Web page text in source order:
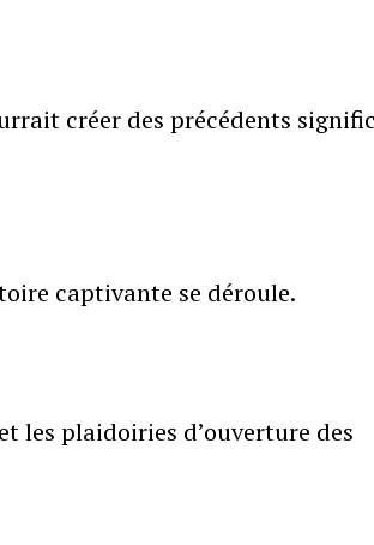
créer des précédents
captivante se déroule.
les plaidoiries d’ouverture des